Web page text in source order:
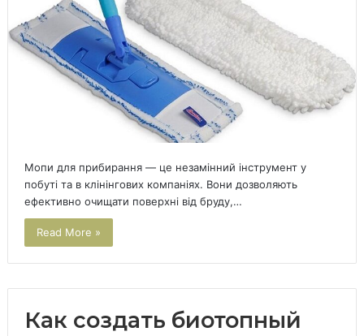
Мопи для прибирання — це незамінний інструмент у
побуті та в клінінгових компаніях. Вони дозволяють
ефективно очищати поверхні від бруду,…
Read More »
Как создать биотопный